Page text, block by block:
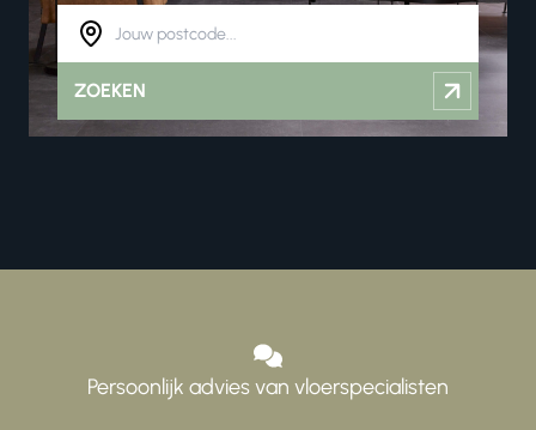
ZOEKEN
Persoonlijk advies van vloerspecialisten